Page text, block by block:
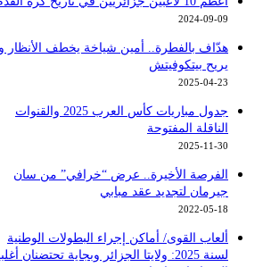
2024-09-09
هدّاف بالفطرة.. أمين شياخة يخطف الأنظار و
يريح بيتكوفيتش
2025-04-23
جدول مباريات كأس العرب 2025 والقنوات
الناقلة المفتوحة
2025-11-30
الفرصة الأخيرة.. عرض “خرافي” من سان
جيرمان لتجديد عقد مبابي
2022-05-18
ألعاب القوى/ أماكن إجراء البطولات الوطنية
لسنة 2025: ولايتا الجزائر وبجاية تحتضنان أغلبية